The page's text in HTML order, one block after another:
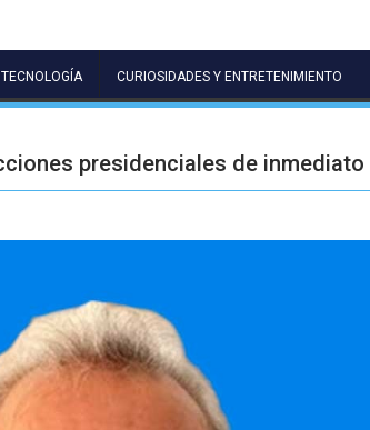
CURIOSIDADES Y ENTRETENIMIENTO
presidenciales de inmediato